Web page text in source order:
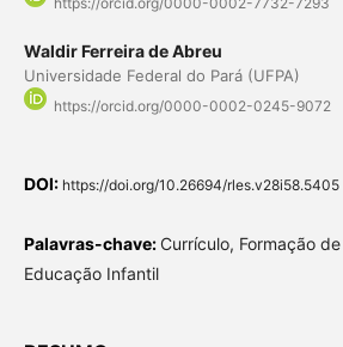
Waldir Ferreira de Abreu
Universidade Federal do Pará (UFPA)
https://orcid.org/0000-0002-0245-9072
DOI: https://doi.org/10.26694/rles.v28i58.5405
Palavras-chave: Currículo, Formação
Educação Infantil